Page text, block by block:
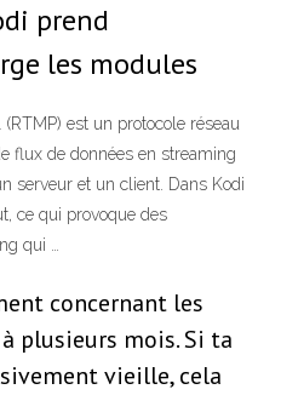
prend
les modules
est un protocole réseau
flux de données en streaming
serveur et un client. Dans Kodi
ce qui provoque des
qui …
concernant les
plusieurs mois. Si ta
vieille, cela